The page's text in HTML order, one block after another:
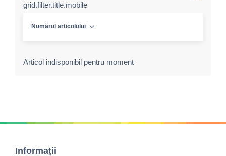
grid.filter.title.mobile
Numărul articolului
Articol indisponibil pentru moment
Informații